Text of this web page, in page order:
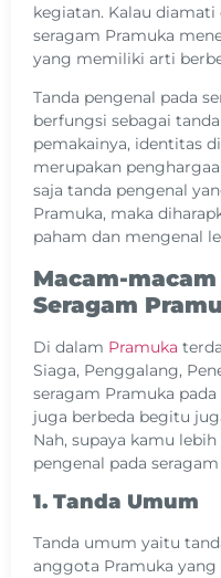
kegiatan. Kalau diamati
seragam Pramuka
yang memiliki arti
Tanda pengenal pada
berfungsi sebagai
pemakainya, identitas
merupakan
saja tanda pengenal
Pramuka, maka
paham dan mengenal
Macam-
Seragam
Di dalam Pramuka
Siaga, Penggalang,
seragam Pramuka
juga berbeda begitu
Nah, supaya kamu
pengenal pada
1. Tanda Umum
Tanda umum yaitu
anggota Pramuka